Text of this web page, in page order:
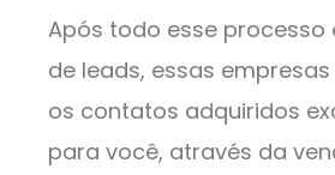
Após todo esse processo
de leads, essas
os contatos adquiridos
para você, através da